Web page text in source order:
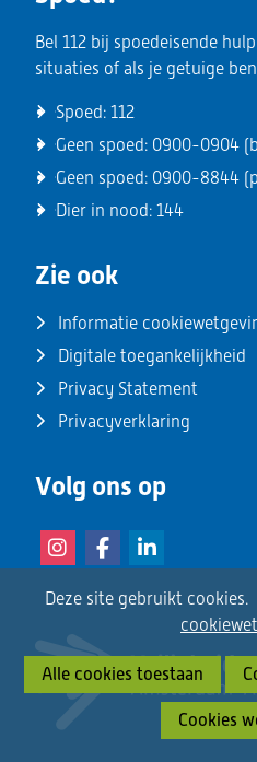
Cookies
toestaan?
Deze site gebruikt cookies.
gebruikAlle cookies toestaan
Cookies
Bel 112 bij spoedeisende
situaties of als je getuige
Spoed:112
Geen spoed: 0900-0904
Geen spoed: 0900-8844
Dier in nood:144
Zie ook
Informatie
Digitale toegankelijkheid
Privacy Statement
Privacyverklaring
Volg ons op
(opent
venster)
(opent
venster)
(opent
venster)